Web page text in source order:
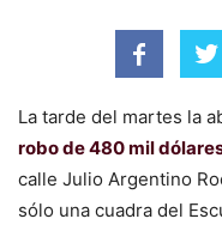
La tarde del martes la
robo de 480 mil
calle Julio Argentino
sólo una cuadra del